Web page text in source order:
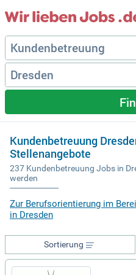
Kundenbetreuung
Stellenangebote
237 Kundenbetreuung Jobs in
werden
Zur Berufsorientierung im
in Dresden
Sortierung